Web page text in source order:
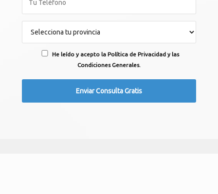
He leído y acepto la Política de Privacidad y las
Condiciones Generales.